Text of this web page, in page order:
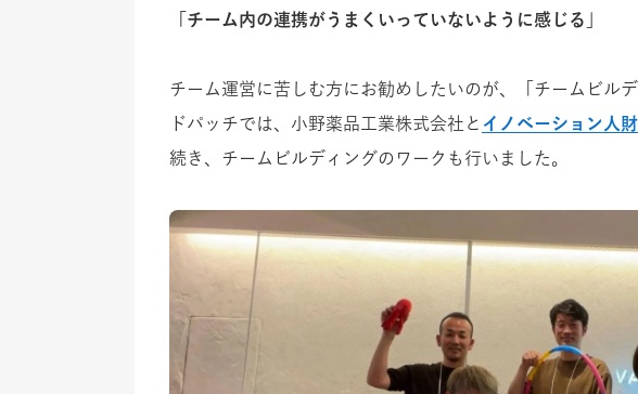
「チーム内の連携がうまくいっていないように感じる」
チーム運営に苦しむ方にお勧めしたいのが、「チームビル
ドパッチでは、小野薬品工業株式会社と イノベーション人
続き、チームビルディングのワークも行いました。